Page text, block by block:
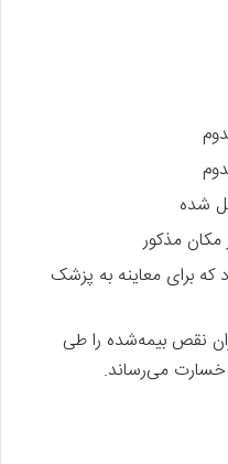
شده
مذکور
که برای معاینه به پزشک
نقص بیمه‌شده را طی
خسارت می‌رساند.